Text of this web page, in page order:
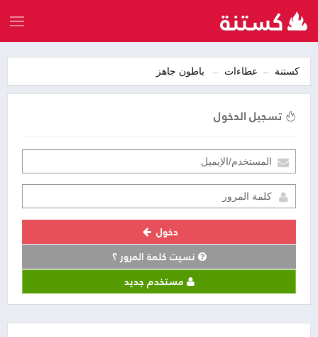
كستنة عطاءات باطون جاهز
تسجيل الدخول
دخول
نسيت كلمة المرور ؟
مستخدم جديد